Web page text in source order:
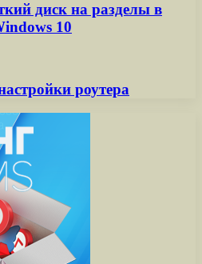
диск на разделы в
10
роутера